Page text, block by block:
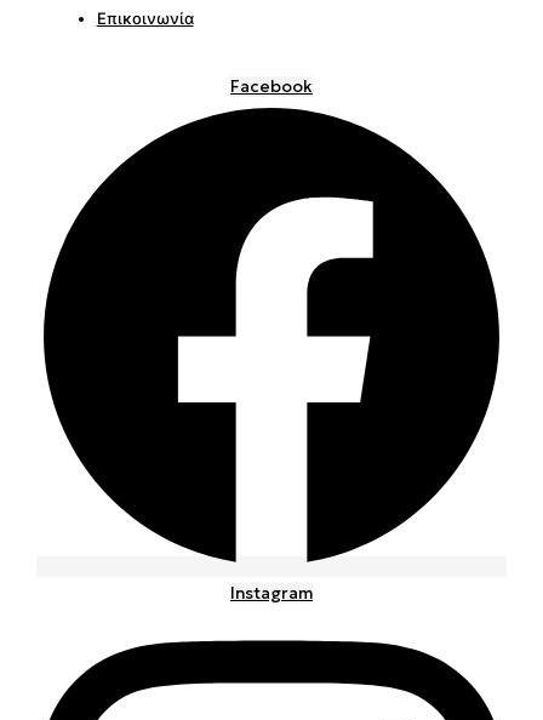
Επικοινωνία
Facebook
Instagram